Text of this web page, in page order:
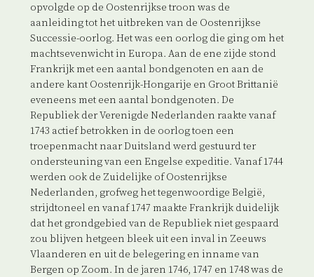
opvolgde op de Oostenrijkse troon was de
aanleiding tot het uitbreken van de Oostenrijkse
Successie-oorlog. Het was een oorlog die ging om het
machtsevenwicht in Europa. Aan de ene zijde stond
Frankrijk met een aantal bondgenoten en aan de
andere kant Oostenrijk-Hongarije en Groot Brittanië
eveneens met een aantal bondgenoten. De
Republiek der Verenigde Nederlanden raakte vanaf
1743 actief betrokken in de oorlog toen een
troepenmacht naar Duitsland werd gestuurd ter
ondersteuning van een Engelse expeditie. Vanaf 1744
werden ook de Zuidelijke of Oostenrijkse
Nederlanden, grofweg het tegenwoordige België,
strijdtoneel en vanaf 1747 maakte Frankrijk duidelijk
dat het grondgebied van de Republiek niet gespaard
zou blijven hetgeen bleek uit een inval in Zeeuws
Vlaanderen en uit de belegering en inname van
Bergen op Zoom. In de jaren 1746, 1747 en 1748 was de